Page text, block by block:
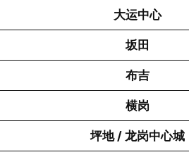
大运中心
坂田
布吉
横岗
坪地 / 龙岗中心城